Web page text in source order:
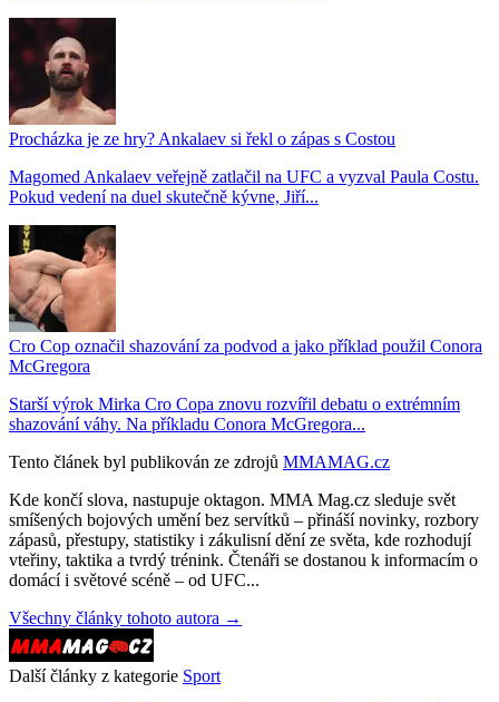
Procházka je ze hry? Ankalaev si řekl o zápas s Costou
Magomed Ankalaev veřejně zatlačil na UFC a vyzval Paula Costu.
Pokud vedení na duel skutečně kývne, Jiří...
Cro Cop označil shazování za podvod a jako příklad použil Conora
McGregora
Starší výrok Mirka Cro Copa znovu rozvířil debatu o extrémním
shazování váhy. Na příkladu Conora McGregora...
Tento článek byl publikován ze zdrojů MMAMAG.cz
Kde končí slova, nastupuje oktagon. MMA Mag.cz sleduje svět
smíšených bojových umění bez servítků – přináší novinky, rozbory
zápasů, přestupy, statistiky i zákulisní dění ze světa, kde rozhodují
vteřiny, taktika a tvrdý trénink. Čtenáři se dostanou k informacím o
domácí i světové scéně – od UFC...
Všechny články tohoto autora →
Další články z kategorie Sport